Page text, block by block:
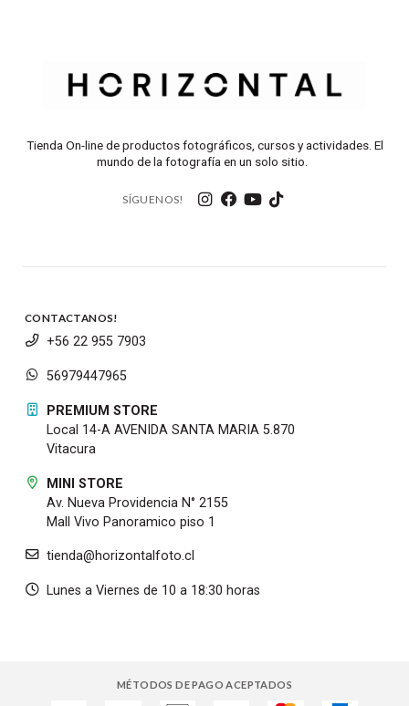
Tienda On-line de productos fotográficos, cursos y actividades. El
mundo de la fotografía en un solo sitio.
SÍGUENOS!
CONTACTANOS!
+56 22 955 7903
56979447965
PREMIUM STORE
Local 14-A AVENIDA SANTA MARIA 5.870
Vitacura
MINI STORE
Av. Nueva Providencia N° 2155
Mall Vivo Panoramico piso 1
tienda@horizontalfoto.cl
Lunes a Viernes de 10 a 18:30 horas
MÉTODOS DE PAGO ACEPTADOS